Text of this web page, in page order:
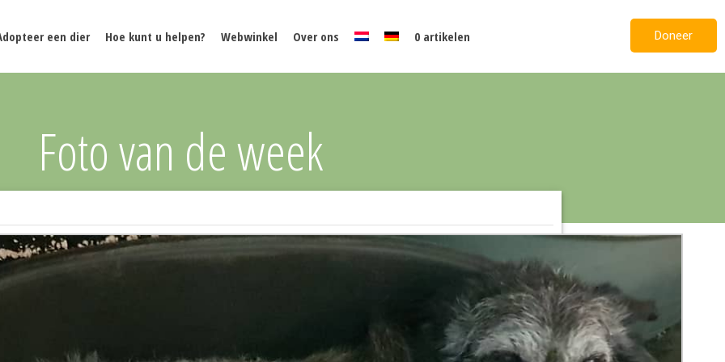
een dier Hoe kunt u helpen? Webwinkel Over ons 0 artikelen Doneer
Foto van de week